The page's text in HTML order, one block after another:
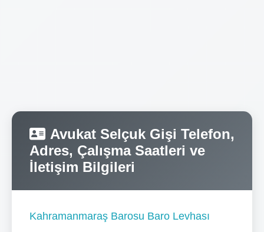
Avukat Selçuk Gişi Telefon,
Adres, Çalışma Saatleri ve
İletişim Bilgileri
Kahramanmaraş Barosu Baro Levhası